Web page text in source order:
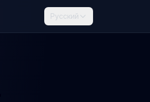
Русский